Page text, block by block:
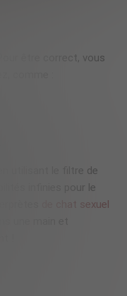
être correct, vous
comme :
utilisant le filtre de
infinies pour le
de chat sexuel
!